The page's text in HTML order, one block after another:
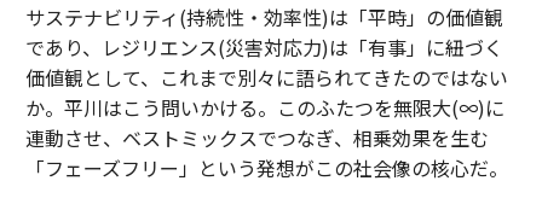
サステナビリティ(持続性・効率性)は「平時」の価値観
であり、レジリエンス(災害対応力)は「有事」に紐づく
価値観として、これまで別々に語られてきたのではない
か。平川はこう問いかける。このふたつを無限大(∞)に
連動させ、ベストミックスでつなぎ、相乗効果を生む
「フェーズフリー」という発想がこの社会像の核心だ。